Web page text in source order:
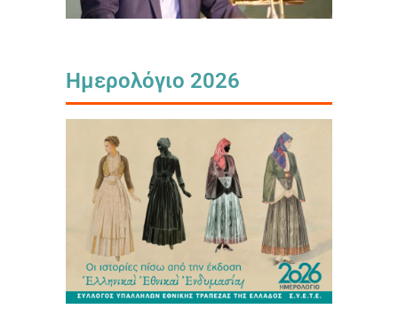
Ημερολόγιο 2026